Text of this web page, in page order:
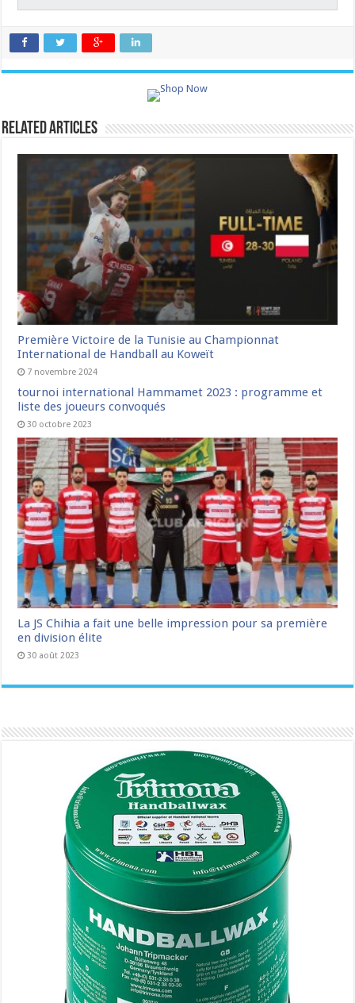
Related Articles
Première Victoire de la Tunisie au Championnat
International de Handball au Koweït
7 novembre 2024
tournoi international Hammamet 2023 : programme et
liste des joueurs convoqués
30 octobre 2023
La JS Chihia a fait une belle impression pour sa première
en division élite
30 août 2023